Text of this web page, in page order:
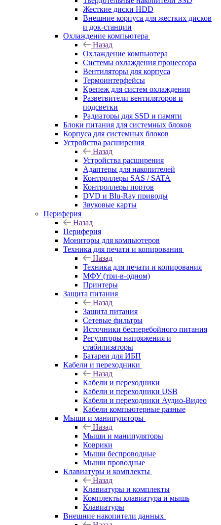
Жесткие диски HDD
Внешние корпуса для жестких дисков
и док-станции
Охлаждение компьютера
Назад
Охлаждение компьютера
Системы охлаждения процессора
Вентиляторы для корпуса
Термоинтерфейсы
Крепеж для систем охлаждения
Разветвители вентиляторов и
подсветки
Радиаторы для SSD и памяти
Блоки питания для системных блоков
Корпуса для системных блоков
Устройства расширения
Назад
Устройства расширения
Адаптеры для накопителей
Контроллеры SAS / SATA
Контроллеры портов
DVD и Blu-Ray приводы
Звуковые карты
Периферия
Назад
Периферия
Мониторы для компьютеров
Техника для печати и копирования
Назад
Техника для печати и копирования
МФУ (три-в-одном)
Принтеры
Защита питания
Назад
Защита питания
Сетевые фильтры
Источники бесперебойного питания
Регуляторы напряжения и
стабилизаторы
Батареи для ИБП
Кабели и переходники
Назад
Кабели и переходники
Кабели и переходники USB
Кабели и переходники Аудио-Видео
Кабели компьютерные разные
Мыши и манипуляторы
Назад
Мыши и манипуляторы
Коврики
Мыши беспроводные
Мыши проводные
Клавиатуры и комплекты
Назад
Клавиатуры и комплекты
Комплекты клавиатура и мышь
Клавиатуры
Внешние накопители данных